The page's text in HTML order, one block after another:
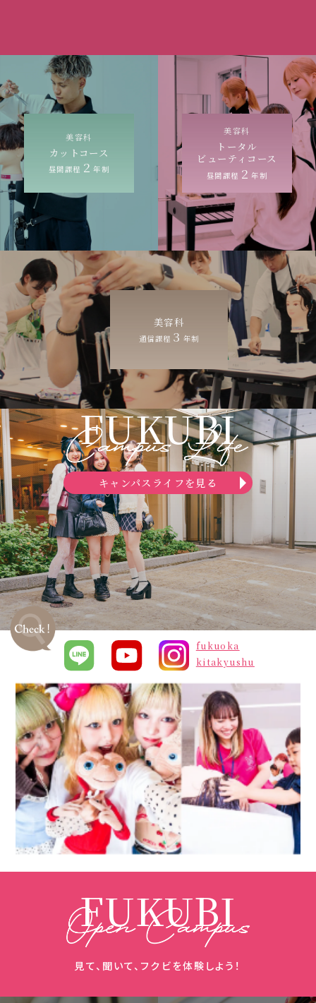
美容科
カットコース
昼間課程 2 年制
美容科
トータル
ビューティコース
昼間課程 2 年制
美容科
通信課程 3 年制
FUKUBI
キャンパスライフを見る
fukuoka
kitakyushu
FUKUBI
見て、聞いて、フクビを体験しよう！